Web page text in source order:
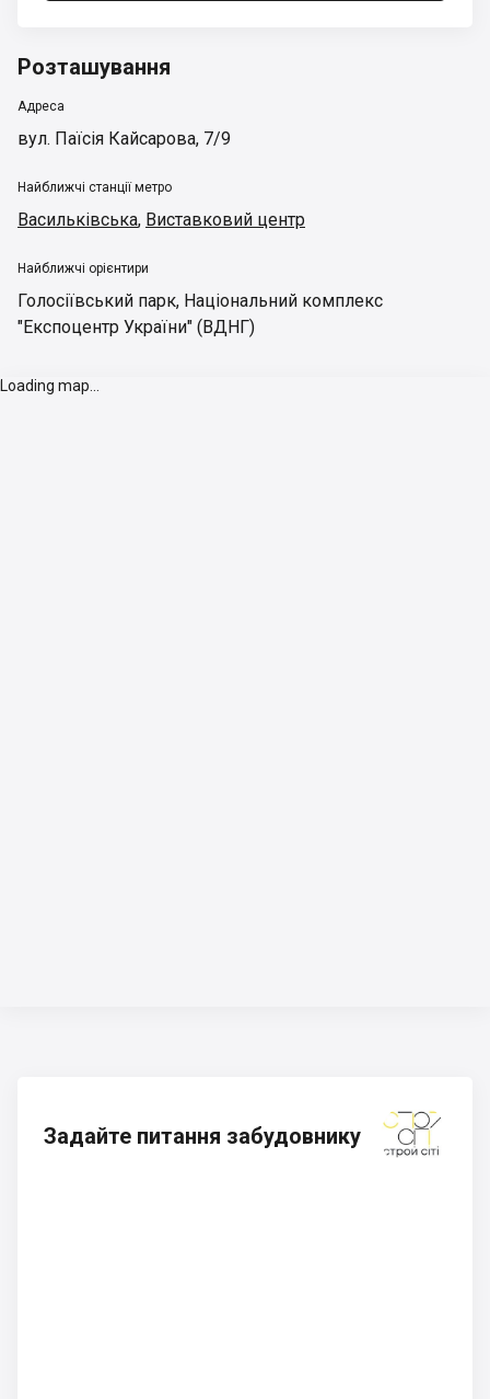
Розташування
Адреса
вул. Паїсія Кайсарова, 7/9
Найближчі станції метро
Васильківська, Виставковий центр
Найближчі орієнтири
Голосіївський парк, Національний комплекс
"Експоцентр України" (ВДНГ)
Loading map...
Задайте питання забудовнику